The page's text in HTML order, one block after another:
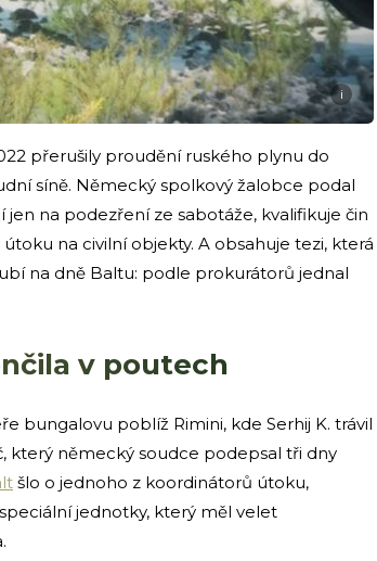
i
přerušily proudění ruského plynu do
síně. Německý spolkový žalobce podal
na podezření ze sabotáže, kvalifikuje čin
na civilní objekty. A obsahuje tezi, která
na dně Baltu: podle prokurátorů jednal
v poutech
bungalovu poblíž Rimini, kde Serhij K. trávil
který německý soudce podepsal tři dny
šlo o jednoho z koordinátorů útoku,
jednotky, který měl velet